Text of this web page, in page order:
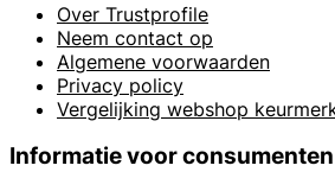
Over Trustprofile
Neem contact op
Algemene voorwaarden
Privacy policy
Vergelijking webshop
Informatie voor consumenten